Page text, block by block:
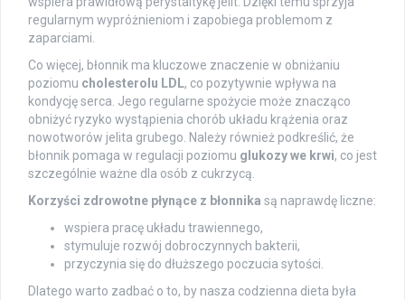
regularnym wypróżnieniom i zapobiega problemom z
zaparciami.
Co więcej, błonnik ma kluczowe znaczenie w obniżaniu
poziomu cholesterolu LDL, co pozytywnie wpływa na
kondycję serca. Jego regularne spożycie może znacząco
obniżyć ryzyko wystąpienia chorób układu krążenia oraz
nowotworów jelita grubego. Należy również podkreślić, że
błonnik pomaga w regulacji poziomu glukozy we krwi, co jest
szczególnie ważne dla osób z cukrzycą.
Korzyści zdrowotne płynące z błonnika są naprawdę liczne:
wspiera pracę układu trawiennego,
stymuluje rozwój dobroczynnych bakterii,
przyczynia się do dłuższego poczucia sytości.
Dlatego warto zadbać o to, by nasza codzienna dieta była